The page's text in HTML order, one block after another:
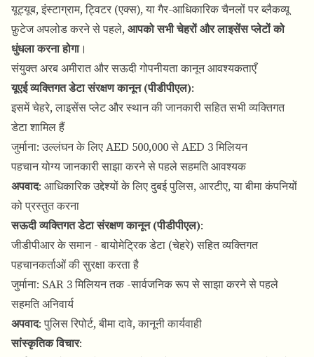
यूट्यूब, इंस्टाग्राम, ट्विटर (एक्स), या गैर-आधिकारिक चैनलों पर ब्लैकव्यू
फ़ुटेज अपलोड करने से पहले,आपको सभी चेहरों और लाइसेंस प्लेटों को
धुंधला करना होगा।
संयुक्त अरब अमीरात और सऊदी गोपनीयता कानून आवश्यकताएँ
यूएई व्यक्तिगत डेटा संरक्षण कानून (पीडीपीएल):
इसमें चेहरे, लाइसेंस प्लेट और स्थान की जानकारी सहित सभी व्यक्तिगत
डेटा शामिल हैं
जुर्माना: उल्लंघन के लिए AED 500,000 से AED 3 मिलियन
पहचान योग्य जानकारी साझा करने से पहले सहमति आवश्यक
अपवाद: आधिकारिक उद्देश्यों के लिए दुबई पुलिस, आरटीए, या बीमा कंपनियों
को प्रस्तुत करना
सऊदी व्यक्तिगत डेटा संरक्षण कानून (पीडीपीएल):
जीडीपीआर के समान - बायोमेट्रिक डेटा (चेहरे) सहित व्यक्तिगत
पहचानकर्ताओं की सुरक्षा करता है
जुर्माना: SAR 3 मिलियन तक -सार्वजनिक रूप से साझा करने से पहले
सहमति अनिवार्य
अपवाद: पुलिस रिपोर्ट, बीमा दावे, कानूनी कार्यवाही
सांस्कृतिक विचार: